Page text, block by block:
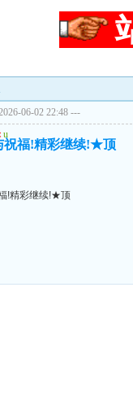
06-02 22:48 ---
u
祝福!精彩继续!★顶
!精彩继续!★顶